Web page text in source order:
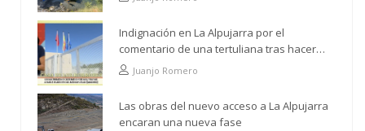
Indignación en La Alpujarra por el
comentario de una tertuliana tras hacer
alusión al analfabetismo con la comarca
Juanjo Romero
Las obras del nuevo acceso a La Alpujarra
encaran una nueva fase